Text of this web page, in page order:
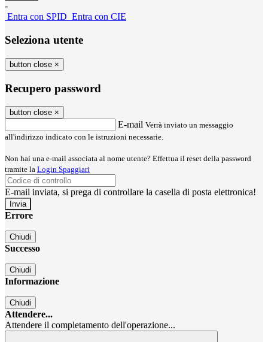
-
Entra con SPID Entra con CIE
Seleziona utente
button close ×
Recupero password
button close ×
E-mail Verrà inviato un messaggio
all'indirizzo indicato con le istruzioni necessarie.
Non hai una e-mail associata al nome utente? Effettua il reset della password
tramite la Login Spaggiari
E-mail inviata, si prega di controllare la casella di posta elettronica!
Errore
Chiudi
Successo
Chiudi
Informazione
Chiudi
Attendere...
Attendere il completamento dell'operazione...